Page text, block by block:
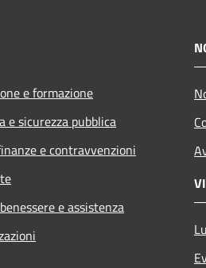
e formazione
e sicurezza pubblica
e contravvenzioni
e assistenza